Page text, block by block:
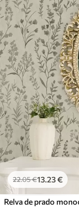
22.05€13.23€